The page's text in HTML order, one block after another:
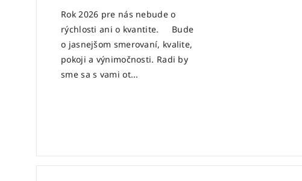
Rok 2026 pre nás nebude o
rýchlosti ani o kvantite. Bude
o jasnejšom smerovaní, kvalite,
pokoji a výnimočnosti. Radi by
sme sa s vami ot...